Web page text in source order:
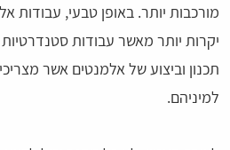
מורכבות יותר. באופן טבעי, עבודות
יקרות יותר מאשר עבודות
תכנון וביצוע של אלמנטים אשר
למיניהם.